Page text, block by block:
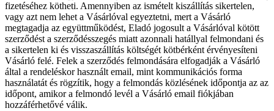
fizetéséhez kötheti. Amennyiben az ismételt kiszállítás sikertelen,
vagy azt nem lehet a Vásárlóval egyeztetni, mert a Vásárló
megtagadja az együttműködést, Eladó jogosult a Vásárlóval kötött
szerződést a szerződésszegés miatt azonnali hatállyal felmondani és
a sikertelen ki és visszaszállítás költségét kötbérként érvényesíteni
Vásárló felé. Felek a szerződés felmondására elfogadják a Vásárló
által a rendeléskor használt email, mint kommunikációs forma
használatát és rögzítik, hogy a felmondás közlésének időpontja az az
időpont, amikor a felmondó levél a Vásárló email fiókjában
hozzáférhetővé válik.